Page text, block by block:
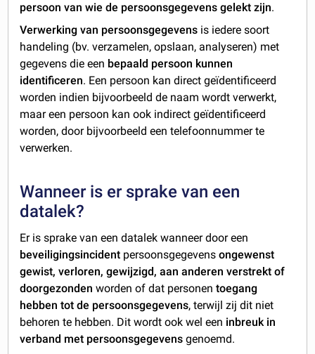
persoon van wie de persoonsgegevens gelekt zijn.
Verwerking van persoonsgegevens is iedere soort
handeling (bv. verzamelen, opslaan, analyseren) met
gegevens die een bepaald persoon kunnen
identificeren. Een persoon kan direct geïdentificeerd
worden indien bijvoorbeeld de naam wordt verwerkt,
maar een persoon kan ook indirect geïdentificeerd
worden, door bijvoorbeeld een telefoonnummer te
verwerken.
Wanneer is er sprake van een
datalek?
Er is sprake van een datalek wanneer door een
beveiligingsincident persoonsgegevens ongewenst
gewist, verloren, gewijzigd, aan anderen verstrekt of
doorgezonden worden of dat personentoegang
hebben tot de persoonsgegevens, terwijl zij dit niet
behoren te hebben. Dit wordt ook wel een inbreuk in
verband met persoonsgegevens genoemd.